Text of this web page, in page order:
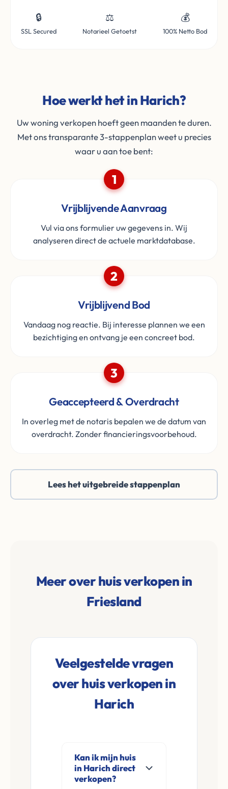
🔒
SSL Secured
⚖️
Notarieel Getoetst
💰
100% Netto Bod
Hoe werkt het in Harich?
Uw woning verkopen hoeft geen maanden te duren.
Met ons transparante 3-stappenplan weet u precies
waar u aan toe bent:
1
Vrijblijvende Aanvraag
Vul via ons formulier uw gegevens in. Wij
analyseren direct de actuele marktdatabase.
2
Vrijblijvend Bod
Vandaag nog reactie. Bij interesse plannen we een
bezichtiging en ontvang je een concreet bod.
3
Geaccepteerd & Overdracht
In overleg met de notaris bepalen we de datum van
overdracht. Zonder financieringsvoorbehoud.
Lees het uitgebreide stappenplan
Meer over huis verkopen in
Friesland
Veelgestelde vragen
over huis verkopen in
Harich
Kan ik mijn huis
in Harich direct
verkopen?